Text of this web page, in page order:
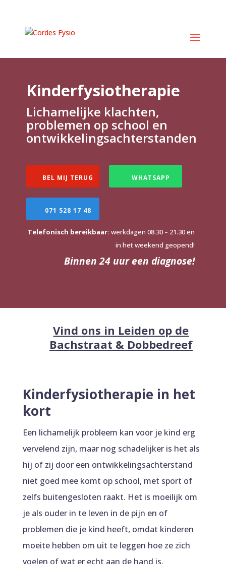
Kinderfysiotherapie
Lichamelijke klachten,
problemen op school en
ontwikkelingsachterstanden
BEL MIJ TERUG WHATSAPP
071 528 17 48
Telefonisch bereikbaar: werkdagen 08.30 – 21.30 en
in het weekend geopend!
Binnen 24 uur een diagnose!
Vind ons in Leiden op de
Bachstraat & Dobbedreef
Kinderfysiotherapie in het
kort
Een lichamelijk probleem kan voor je kind erg
vervelend zijn, maar nog schadelijker is het als
hij of zij door een ontwikkelingsachterstand
niet goed mee komt op school, met sport of
zelfs buitengesloten raakt. Het is moeilijk om
je als ouder in te leven in de pijn en of
problemen die je kind heeft, omdat kinderen
moeite hebben om uit te leggen hoe ze zich
voelen of wat er echt aan de hand is.